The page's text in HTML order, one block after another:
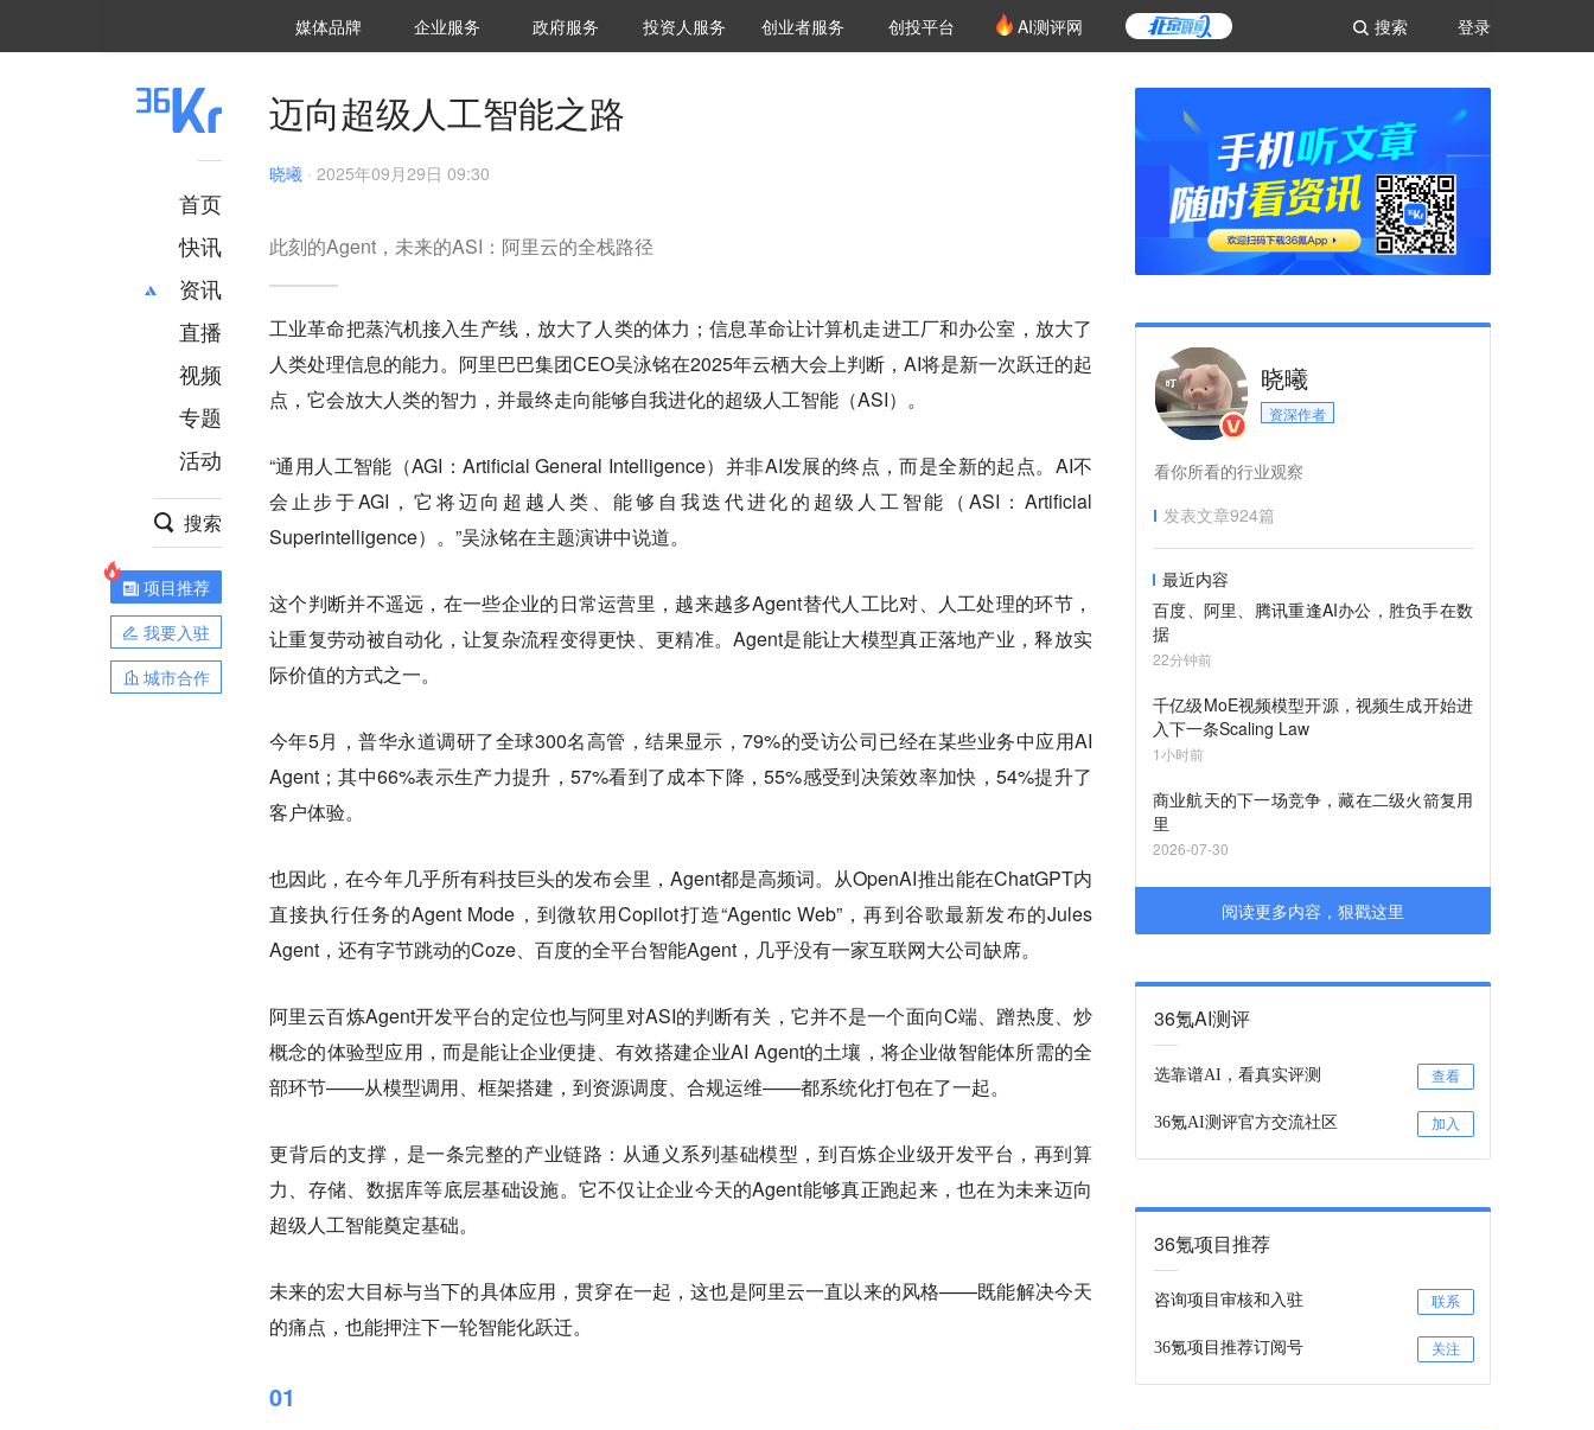
登录
搜索
媒体品牌 36Kr研究院
企业服务 城市之窗
政府服务 VClub投资机构库
投资机构职位推介
投资人服务 创投氪堂
创业者服务 创投平台 AI测评网
首页
快讯
资讯
推荐
财经
项目推荐
安徽
直播
视频
专题
活动
搜索
项目推荐
我要入驻
城市合作
迈向超级人工智能之路
晓曦 · 2025年09月29日 09:30
此刻的Agent，未来的ASI：阿里云的全栈路径
工业革命把蒸汽机接入生产线，放大了人类的体力；信息革命让计算机走进工厂和办公室，放大了
人类处理信息的能力。阿里巴巴集团CEO吴泳铭在2025年云栖大会上判断，AI将是新一次跃迁的起
点，它会放大人类的智力，并最终走向能够自我进化的超级人工智能（ASI）。
“通用人工智能（AGI：Artificial General Intelligence）并非AI发展的终点，而是全新的起点。AI不
会止步于AGI，它将迈向超越人类、能够自我迭代进化的超级人工智能（ASI：Artificial
Superintelligence）。”吴泳铭在主题演讲中说道。
这个判断并不遥远，在一些企业的日常运营里，越来越多Agent替代人工比对、人工处理的环节，
让重复劳动被自动化，让复杂流程变得更快、更精准。Agent是能让大模型真正落地产业，释放实
际价值的方式之一。
今年5月，普华永道调研了全球300名高管，结果显示，79%的受访公司已经在某些业务中应用AI
Agent；其中66%表示生产力提升，57%看到了成本下降，55%感受到决策效率加快，54%提升了
客户体验。
也因此，在今年几乎所有科技巨头的发布会里，Agent都是高频词。从OpenAI推出能在ChatGPT内
直接执行任务的Agent Mode，到微软用Copilot打造“Agentic Web”，再到谷歌最新发布的Jules
Agent，还有字节跳动的Coze、百度的全平台智能Agent，几乎没有一家互联网大公司缺席。
阿里云百炼Agent开发平台的定位也与阿里对ASI的判断有关，它并不是一个面向C端、蹭热度、炒
概念的体验型应用，而是能让企业便捷、有效搭建企业AI Agent的土壤，将企业做智能体所需的全
部环节——从模型调用、框架搭建，到资源调度、合规运维——都系统化打包在了一起。
更背后的支撑，是一条完整的产业链路：从通义系列基础模型，到百炼企业级开发平台，再到算
力、存储、数据库等底层基础设施。它不仅让企业今天的Agent能够真正跑起来，也在为未来迈向
超级人工智能奠定基础。
未来的宏大目标与当下的具体应用，贯穿在一起，这也是阿里云一直以来的风格——既能解决今天
的痛点，也能押注下一轮智能化跃迁。
01
晓曦
资深作者
看你所看的行业观察
发表文章924篇
最近内容
百度、阿里、腾讯重逢AI办公，胜负手在数
据
22分钟前
千亿级MoE视频模型开源，视频生成开始进
入下一条Scaling Law
1小时前
商业航天的下一场竞争，藏在二级火箭复用
里
2026-07-30
阅读更多内容，狠戳这里
36氪AI测评
选靠谱AI，看真实评测 查看
36氪AI测评官方交流社区 加入
36氪项目推荐
咨询项目审核和入驻 联系
36氪项目推荐订阅号 关注